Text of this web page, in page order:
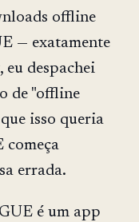
offline
— exatamente
despachei
de "offline
isso queria
começa
errada.
é um app